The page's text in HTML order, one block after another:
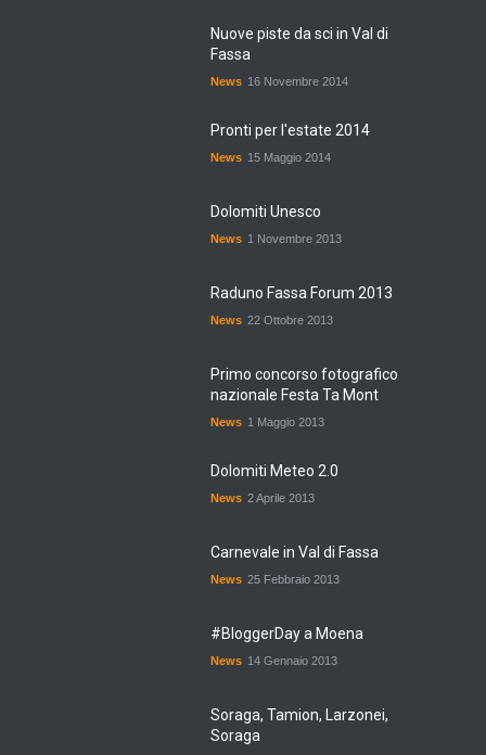
Nuove piste da sci in Val di
Fassa
News 16 Novembre 2014
Pronti per l'estate 2014
News 15 Maggio 2014
Dolomiti Unesco
News 1 Novembre 2013
Raduno Fassa Forum 2013
News 22 Ottobre 2013
Primo concorso fotografico
nazionale Festa Ta Mont
News 1 Maggio 2013
Dolomiti Meteo 2.0
News 2 Aprile 2013
Carnevale in Val di Fassa
News 25 Febbraio 2013
#BloggerDay a Moena
News 14 Gennaio 2013
Soraga, Tamion, Larzonei,
Soraga